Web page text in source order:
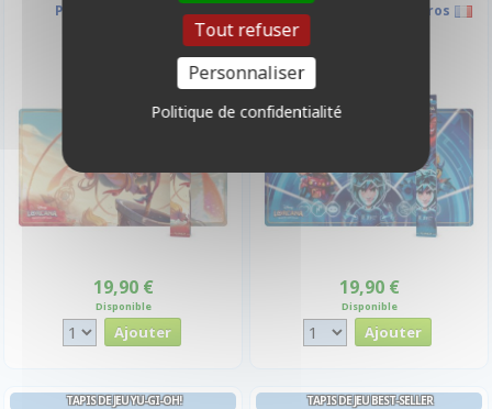
Playmat : Tigrou
19,90 €
Disponible
Playmat : Nouveaux Héros
19,90 €
Disponible
TAPIS DE JEU YU-GI-OH! TAPIS DE JEU BEST-SELLER
Tout refuser
Personnaliser
Politique de confidentialité